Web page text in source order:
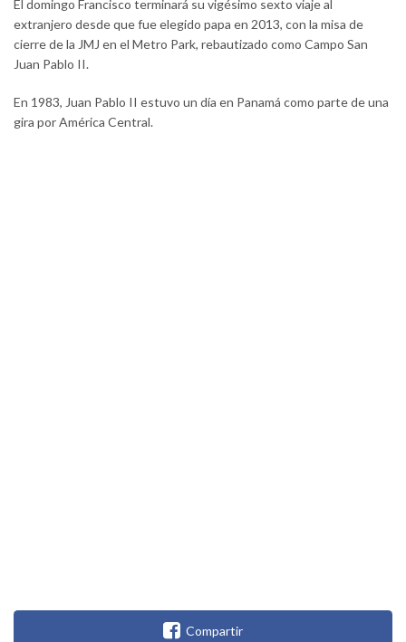
El domingo Francisco terminará su vigésimo sexto viaje al
extranjero desde que fue elegido papa en 2013, con la misa de
cierre de la JMJ en el Metro Park, rebautizado como Campo San
Juan Pablo II.
En 1983, Juan Pablo II estuvo un día en Panamá como parte de una
gira por América Central.
Compartir